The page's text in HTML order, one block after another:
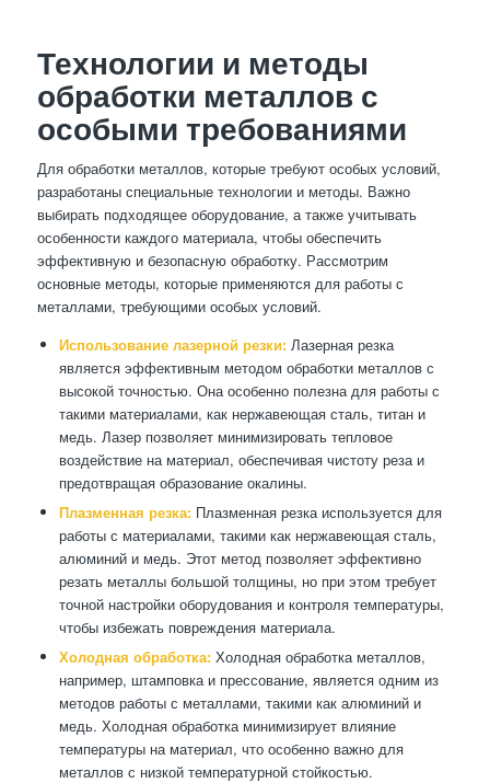
Технологии и методы
обработки металлов с
особыми требованиями
Для обработки металлов, которые требуют особых условий,
разработаны специальные технологии и методы. Важно
выбирать подходящее оборудование, а также учитывать
особенности каждого материала, чтобы обеспечить
эффективную и безопасную обработку. Рассмотрим
основные методы, которые применяются для работы с
металлами, требующими особых условий.
Использование лазерной резки:Лазерная резка
является эффективным методом обработки металлов с
высокой точностью. Она особенно полезна для работы с
такими материалами, как нержавеющая сталь, титан и
медь. Лазер позволяет минимизировать тепловое
воздействие на материал, обеспечивая чистоту реза и
предотвращая образование окалины.
Плазменная резка:Плазменная резка используется для
работы с материалами, такими как нержавеющая сталь,
алюминий и медь. Этот метод позволяет эффективно
резать металлы большой толщины, но при этом требует
точной настройки оборудования и контроля температуры,
чтобы избежать повреждения материала.
Холодная обработка:Холодная обработка металлов,
например, штамповка и прессование, является одним из
методов работы с металлами, такими как алюминий и
медь. Холодная обработка минимизирует влияние
температуры на материал, что особенно важно для
металлов с низкой температурной стойкостью.